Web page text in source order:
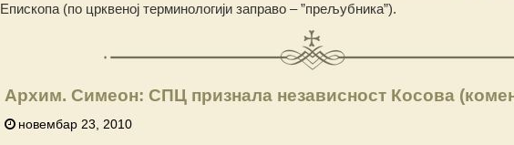
Епископа (по црквеној терминологији заправо – ”прељубника”).
Архим. Симеон: СПЦ признала независност Косова
новембар 23, 2010